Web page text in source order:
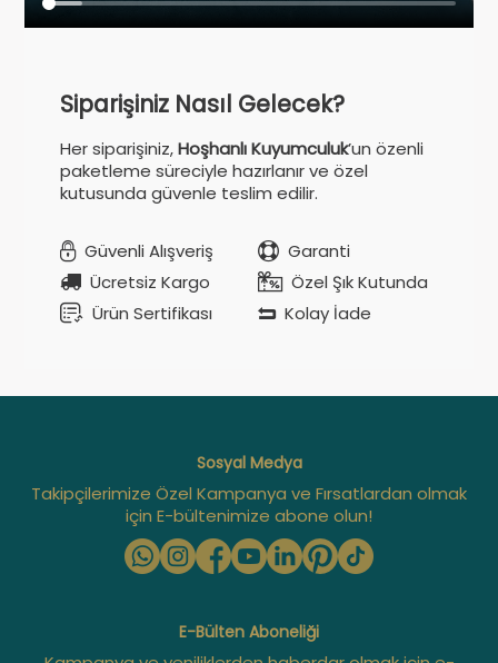
Siparişiniz Nasıl Gelecek?
Her siparişiniz,Hoşhanlı Kuyumculuk’un özenli
paketleme süreciyle hazırlanır ve özel
kutusunda güvenle teslim edilir.
Güvenli Alışveriş
Garanti
Ücretsiz Kargo
Özel Şık Kutunda
Ürün Sertifikası
Kolay İade
Sosyal Medya
Takipçilerimize Özel Kampanya ve Fırsatlardan olmak
için E-bültenimize abone olun!
E-Bülten Aboneliği